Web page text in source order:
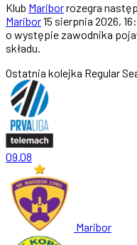
Klub Mariborrozegra
Maribor15 sierpnia 2026,
o występie zawodnika
składu.
Ostatnia kolejka Regular
09.08
Maribor